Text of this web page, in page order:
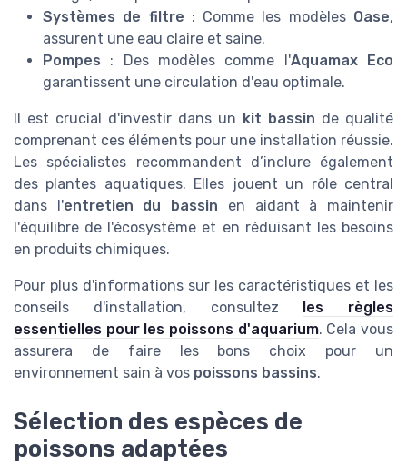
Systèmes de filtre : Comme les modèles Oase,
assurent une eau claire et saine.
Pompes : Des modèles comme l'Aquamax Eco
garantissent une circulation d'eau optimale.
Il est crucial d'investir dans un kit bassin de qualité
comprenant ces éléments pour une installation réussie.
Les spécialistes recommandent d’inclure également
des plantes aquatiques. Elles jouent un rôle central
dans l'entretien du bassin en aidant à maintenir
l'équilibre de l'écosystème et en réduisant les besoins
en produits chimiques.
Pour plus d'informations sur les caractéristiques et les
conseils d'installation, consultez les règles
essentielles pour les poissons d'aquarium. Cela vous
assurera de faire les bons choix pour un
environnement sain à vos poissons bassins.
Sélection des espèces de
poissons adaptées